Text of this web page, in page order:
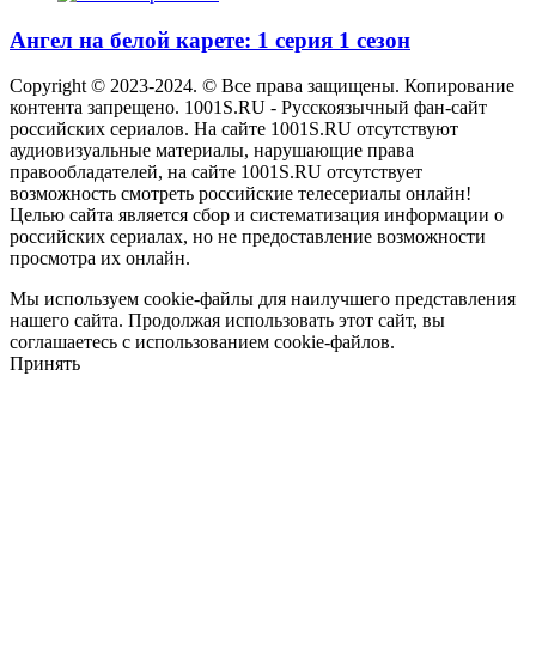
Ангел на белой карете: 1 серия 1 сезон
Copyright © 2023-2024. © Все права защищены. Копирование
контента запрещено. 1001S.RU - Русскоязычный фан-сайт
российских сериалов. На сайте 1001S.RU отсутствуют
аудиовизуальные материалы, нарушающие права
правообладателей, на сайте 1001S.RU отсутствует
возможность смотреть российские телесериалы онлайн!
Целью сайта является сбор и систематизация информации о
российских сериалах, но не предоставление возможности
просмотра их онлайн.
Мы используем cookie-файлы для наилучшего представления
нашего сайта. Продолжая использовать этот сайт, вы
соглашаетесь с использованием cookie-файлов.
Принять